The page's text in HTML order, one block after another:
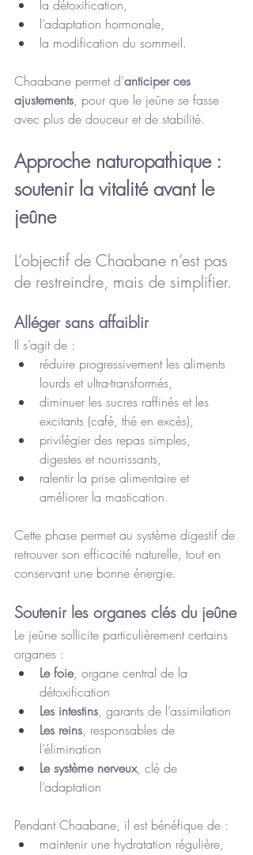
la détoxification,
l’adaptation hormonale,
la modification du sommeil.
Chaabane permet d’anticiper ces
ajustements, pour que le jeûne se fasse
avec plus de douceur et de stabilité.
Approche naturopathique :
soutenir la vitalité avant le
jeûne
L’objectif de Chaabane n’est pas
de restreindre, mais de simplifier.
Alléger sans affaiblir
Il s’agit de :
réduire progressivement les aliments
lourds et ultra-transformés,
diminuer les sucres raffinés et les
excitants (café, thé en excès),
privilégier des repas simples,
digestes et nourrissants,
ralentir la prise alimentaire et
améliorer la mastication.
Cette phase permet au système digestif de
retrouver son efficacité naturelle, tout en
conservant une bonne énergie.
Soutenir les organes clés du jeûne
Le jeûne sollicite particulièrement certains
organes :
Le foie, organe central de la
détoxification
Les intestins, garants de l’assimilation
Les reins, responsables de
l’élimination
Le système nerveux, clé de
l’adaptation
Pendant Chaabane, il est bénéfique de :
maintenir une hydratation régulière,